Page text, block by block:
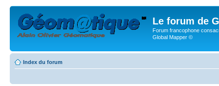
Le forum de
Forum francophone
Global Mapper ©
Index du forum